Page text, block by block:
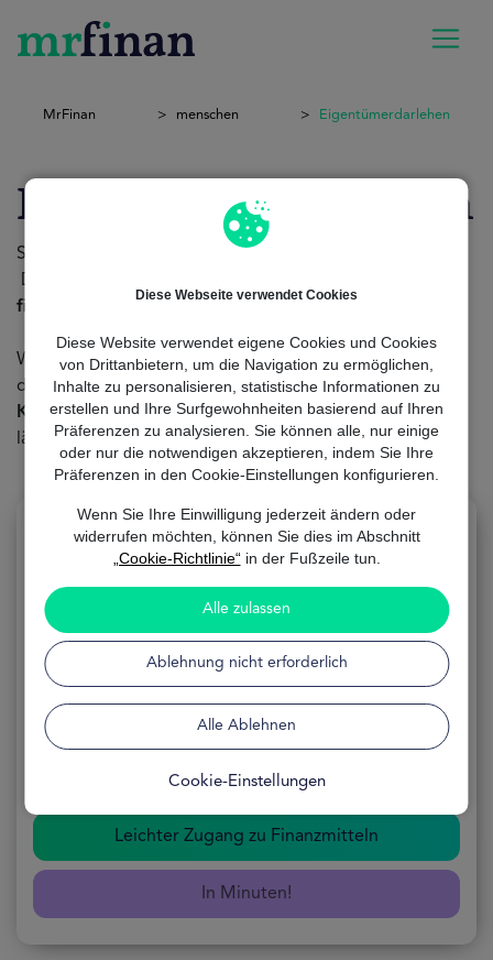
Diese Webseite verwendet Cookies
Diese Website verwendet eigene Cookies und Cookies
von Drittanbietern, um die Navigation zu ermöglichen,
Inhalte zu personalisieren, statistische Informationen zu
erstellen und Ihre Surfgewohnheiten basierend auf Ihren
Präferenzen zu analysieren. Sie können alle, nur einige
oder nur die notwendigen akzeptieren, indem Sie Ihre
Präferenzen in den Cookie-Einstellungen konfigurieren.
Wenn Sie Ihre Einwilligung jederzeit ändern oder
widerrufen möchten, können Sie dies im Abschnitt
„Cookie-Richtlinie“in der Fußzeile tun.
Alle zulassen
Ablehnung nicht erforderlich
Alle Ablehnen
Cookie-Einstellungen
MrFinan menschen Eigentümerdarlehen
Eigentümerdarlehen
Sie sind Hauseigentümer und
Der Kredit für Hausbesitzer ist die Lösung für Ihre
finanziellen Probleme
Wir von MrFinanhelfen Ihnen, ihnschnellzu bekommen,
damit Sie allIhre Projekteohne Sorgen undohne
Komplikationendurchführen können. Warten Sie nicht
länger undbeantragen Sie jetztIhre Finanzierung.
Eigentümerdarlehen
ANWENDUNG 100% Online
FORMEL Kostenlos
VERFÜGBARKEIT
Leichter Zugang zu Finanzmitteln
In Minuten!